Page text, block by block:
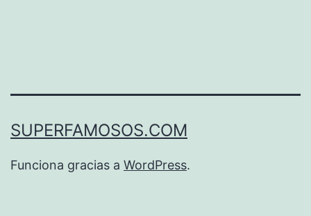
SUPERFAMOSOS.COM
Funciona gracias a WordPress.